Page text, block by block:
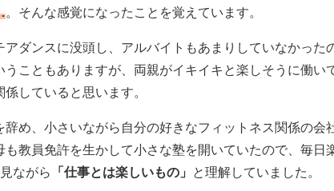
。そんな感覚になったことを覚えています。
アダンスに没頭し、アルバイトもあまりしていなかった
うこともありますが、両親がイキイキと楽しそうに働い
係していると思います。
辞め、小さいながら自分の好きなフィットネス関係の会
も教員免許を生かして小さな塾を開いていたので、毎日
ながら
「仕事とは楽しいもの」 と理解していました。